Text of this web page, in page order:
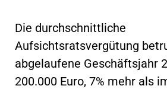
Die durchschnittliche
Aufsichtsratsvergütung
abgelaufene Geschäftsjahr
200.000 Euro, 7% mehr als